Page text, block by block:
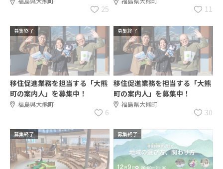
25 11
募集終了
移住促進業務を担当する「大熊
町の案内人」を募集中！
福島県大熊町
6
募集終了
移住促進業務を担当する「大熊
町の案内人」を募集中！
福島県大熊町
30
募集終了 募集終了